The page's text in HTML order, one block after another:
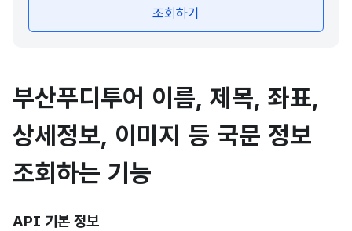
조회하기
부산푸디투어 이름, 제목, 좌표,
상세정보, 이미지 등 국문 정보
조회하는 기능
API 기본 정보